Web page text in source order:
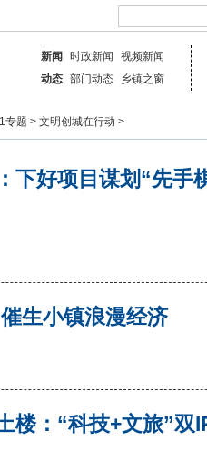
新闻 时政新闻
视频新闻
动态 部门动态 乡镇之窗
专题 > 文明创城在行动 >
下好项目谋划“先手
生小镇浪漫经济
楼：“科技+文旅”双